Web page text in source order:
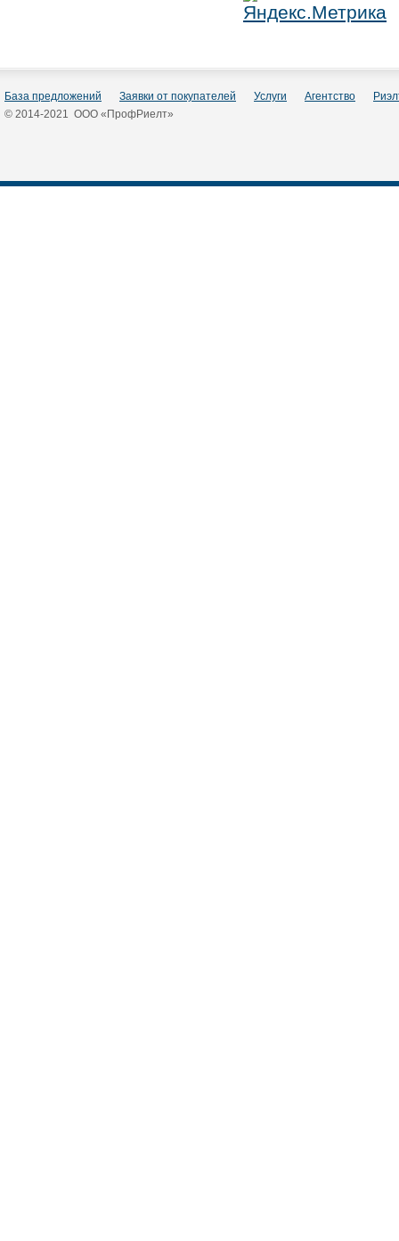
База предложений Заявки от покупателей Услуги Агентство
© 2014-2021 ООО «ПрофРиелт»